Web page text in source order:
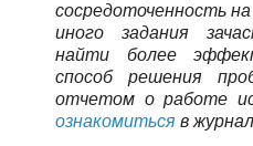
сосредоточенность
иного задания
найти более
способ решения
отчетом о работе
ознакомиться в